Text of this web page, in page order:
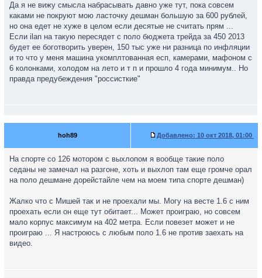
Да я не вижу смысла набрасывать давно уже тут, пока совсем
каками не покруют мою ласточку дешман большую за 600 рублей,
но она едет не хуже в целом если десятые не считать прям ...
Если ilan на такую пересядет с поло бюджета трейда за 450 2013
будет ее боготворить уверен, 150 тыс уже ни разница по инфляции
и то что у меня машина укомплтованная есп, камерами, мафоном с
6 колонками, холодом на лето и т п и прошло 4 года минимум.. Но
правда предубеждения "россисткие"
hoh89 Добавлено: 10 окт 2018, 01:00
На спорте со 126 мотором с выхлопом я вообще такие поло
седаны не замечал на разгоне, хоть и выхлоп там еще громче орал
на поло дешмане дорейстайле чем на моем типа спорте дешман)
Жалко что с Мишей так и не проехали мы. Могу на весте 1.6 с ним
проехать если он еще тут обитает... Может проиграю, но совсем
мало корпус максимум на 402 метра. Если повезет может и не
проиграю ... Я настроюсь с любым поло 1.6 не против заехать на
видео.